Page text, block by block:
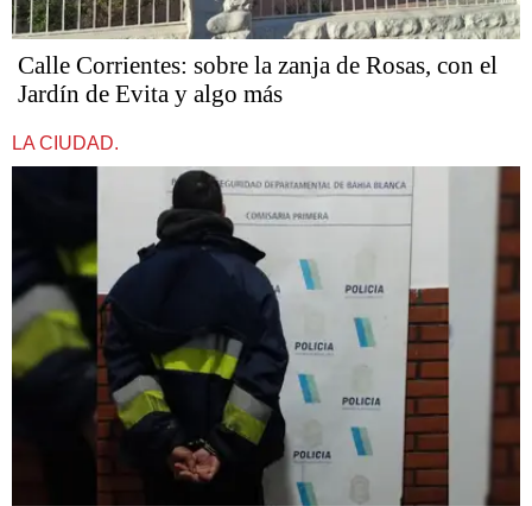
Calle Corrientes: sobre la zanja de Rosas, con el
Jardín de Evita y algo más
LA CIUDAD.